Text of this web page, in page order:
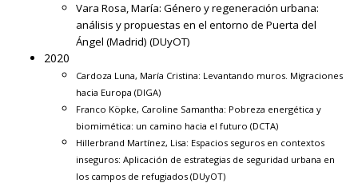
Vara Rosa, María: Género y regeneración urbana:
análisis y propuestas en el entorno de Puerta del
Ángel (Madrid) (DUyOT)
2020
Cardoza Luna, María Cristina: Levantando muros. Migraciones
hacia Europa (DIGA)
Franco Köpke, Caroline Samantha: Pobreza energética y
biomimética: un camino hacia el futuro (DCTA)
Hillerbrand Martínez, Lisa: Espacios seguros en contextos
inseguros: Aplicación de estrategias de seguridad urbana en
los campos de refugiados (DUyOT)